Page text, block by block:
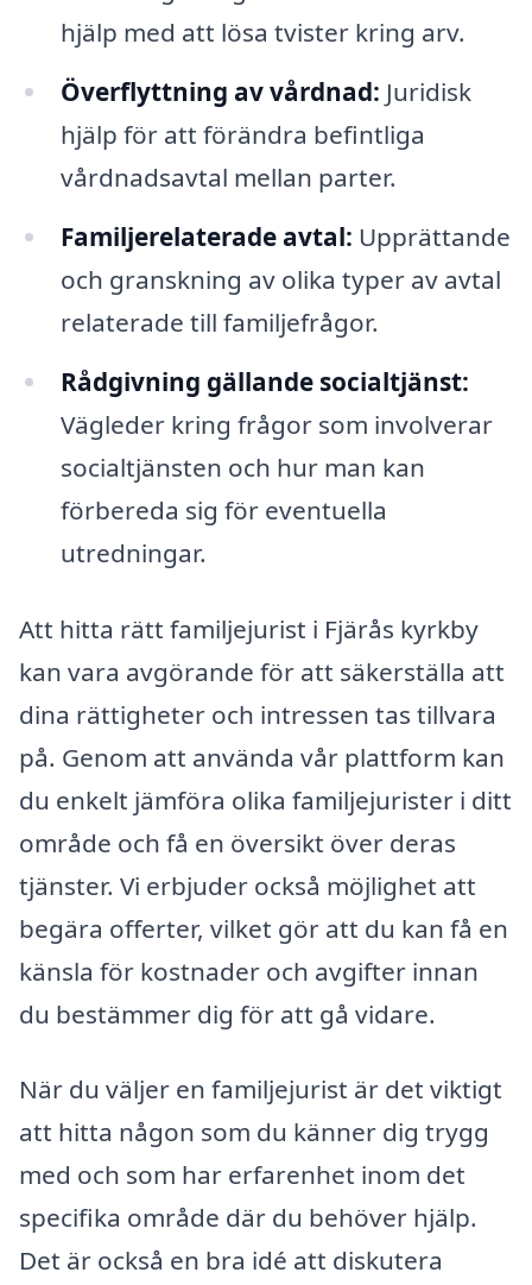
hjälp med att lösa tvister kring arv.
Överflyttning av vårdnad: Juridisk
hjälp för att förändra befintliga
vårdnadsavtal mellan parter.
Familjerelaterade avtal: Upprättande
och granskning av olika typer av avtal
relaterade till familjefrågor.
Rådgivning gällande socialtjänst:
Vägleder kring frågor som involverar
socialtjänsten och hur man kan
förbereda sig för eventuella
utredningar.
Att hitta rätt familjejurist i Fjärås kyrkby
kan vara avgörande för att säkerställa att
dina rättigheter och intressen tas tillvara
på. Genom att använda vår plattform kan
du enkelt jämföra olika familjejurister i ditt
område och få en översikt över deras
tjänster. Vi erbjuder också möjlighet att
begära offerter, vilket gör att du kan få en
känsla för kostnader och avgifter innan
du bestämmer dig för att gå vidare.
När du väljer en familjejurist är det viktigt
att hitta någon som du känner dig trygg
med och som har erfarenhet inom det
specifika område där du behöver hjälp.
Det är också en bra idé att diskutera